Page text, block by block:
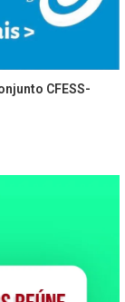
CFESS-